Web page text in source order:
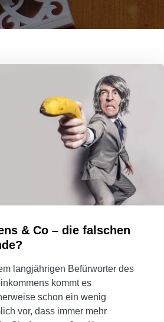
& Co – die falschen
langjährigen Befürworter des
kommt es
schon ein wenig
vor, dass immer mehr